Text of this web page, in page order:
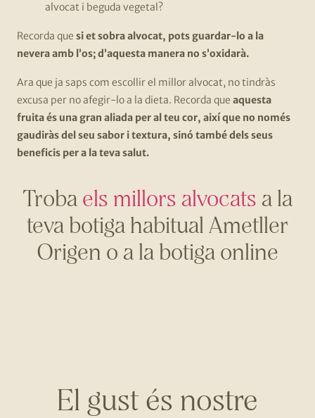
alvocat i beguda vegetal?
Recorda que si et sobra alvocat, pots guardar-lo a la
nevera amb l’os; d’aquesta manera no s’oxidarà.
Ara que ja saps com escollir el millor alvocat, no tindràs
excusa per no afegir-lo a la dieta. Recorda que aquesta
fruita és una gran aliada per al teu cor, així que no només
gaudiràs del seu sabor i textura, sinó també dels seus
beneficis per a la teva salut.
Troba els millors alvocats a la
teva botiga habitual Ametller
Origen o a la botiga online
El gust és nostre